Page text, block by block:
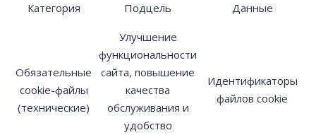
Категория Подцель Данные
Обязательные
cookie-файлы
(технические)
Улучшение
функциональности
сайта, повышение
качества
обслуживания и
удобство
Идентификаторы
файлов cookie